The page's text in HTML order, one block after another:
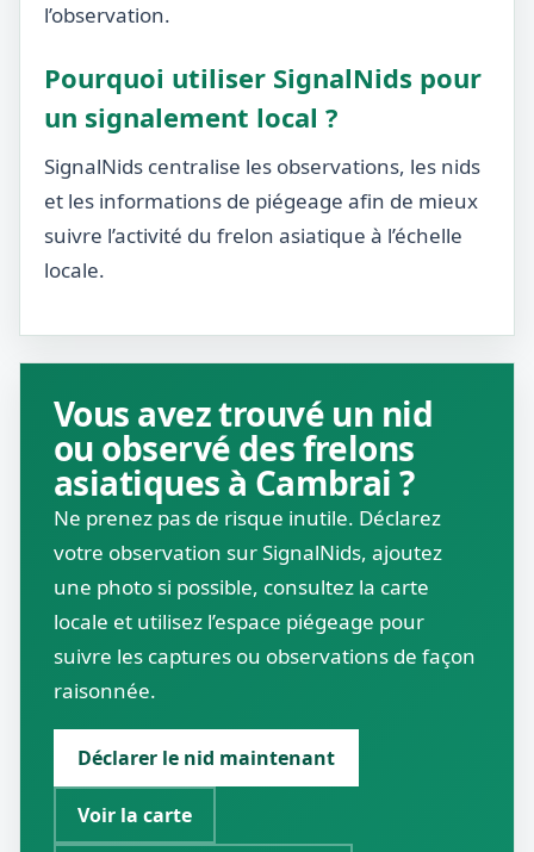
l’observation.
Pourquoi utiliser SignalNids pour
un signalement local ?
SignalNids centralise les observations, les nids
et les informations de piégeage afin de mieux
suivre l’activité du frelon asiatique à l’échelle
locale.
Vous avez trouvé un nid
ou observé des frelons
asiatiques à Cambrai ?
Ne prenez pas de risque inutile. Déclarez
votre observation sur SignalNids, ajoutez
une photo si possible, consultez la carte
locale et utilisez l’espace piégeage pour
suivre les captures ou observations de façon
raisonnée.
Déclarer le nid maintenant
Voir la carte